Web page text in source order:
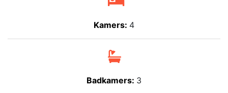
Kamers: 4
Badkamers: 3